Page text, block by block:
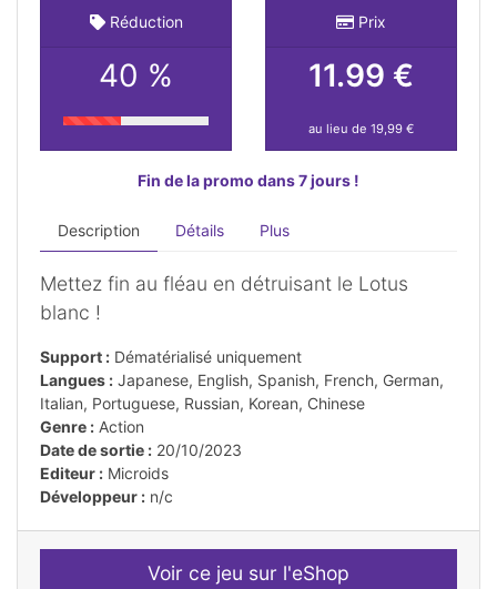
Réduction
40 %
Prix
11.99 €
au lieu de 19,99 €
Fin de la promo dans 7 jours !
Description Détails Plus
Mettez fin au fléau en détruisant le Lotus
blanc !
Support : Dématérialisé uniquement
Langues : Japanese, English, Spanish, French, German,
Italian, Portuguese, Russian, Korean, Chinese
Genre : Action
Date de sortie : 20/10/2023
Editeur : Microids
Développeur : n/c
Voir ce jeu sur l'eShop